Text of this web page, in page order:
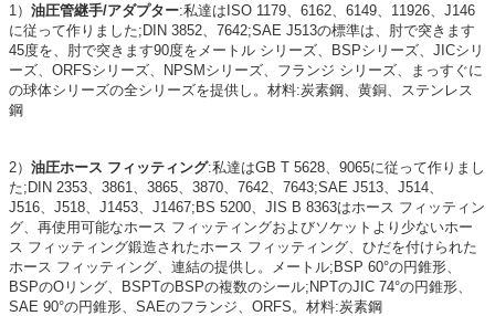
1） 油圧管継手/アダプター:私達はISO 1179、6162、6149、11926、J146
に従って作りました;DIN 3852、7642;SAE J513の標準は、肘で突きます
45度を、肘で突きます90度をメートル シリーズ、BSPシリーズ、JICシリ
ーズ、ORFSシリーズ、NPSMシリーズ、フランジ シリーズ、まっすぐに
の球体シリーズの全シリーズを提供し。材料:炭素鋼、黄銅、ステンレス
鋼
2） 油圧ホース フィッティング:私達はGB T 5628、9065に従って作りまし
た;DIN 2353、3861、3865、3870、7642、7643;SAE J513、J514、
J516、J518、J1453、J1467;BS 5200、JIS B 8363はホース フィッティン
グ、再使用可能なホース フィッティングおよびソケットより少ないホー
ス フィッティング鍛造されたホース フィッティング、ひだを付けられた
ホース フィッティング、連結の提供し。メートル;BSP 60°の円錐形、
BSPのOリング、BSPTのBSPの複数のシール;NPTのJIC 74°の円錐形、
SAE 90°の円錐形、SAEのフランジ、ORFS。材料:炭素鋼